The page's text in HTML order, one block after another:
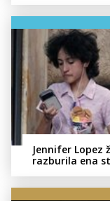
Jennifer Lopez
razburila ena